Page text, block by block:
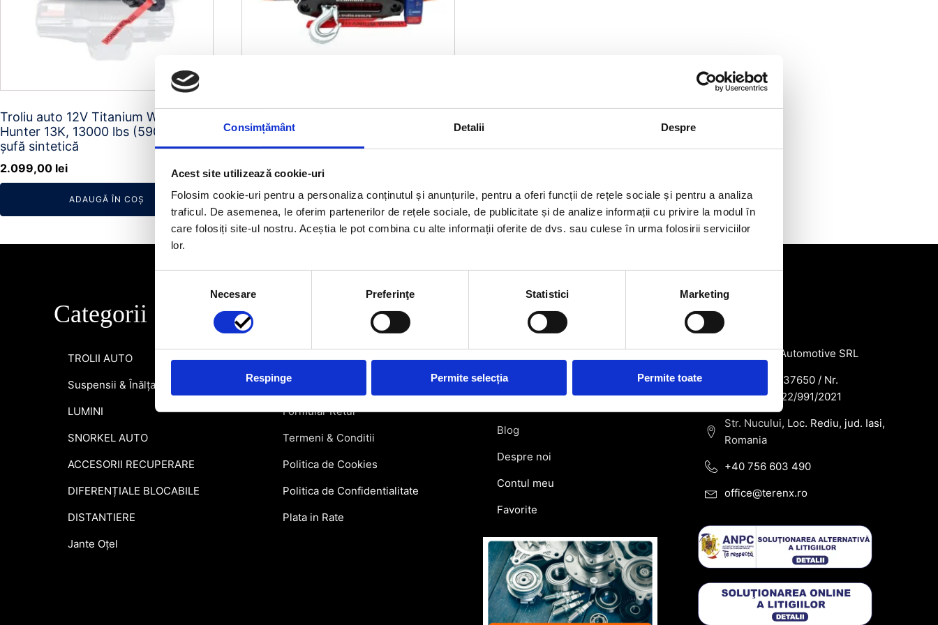
Consimțământ Detalii Despre
Acest site utilizează cookie-uri
Folosim cookie-uri pentru a personaliza conținutul și anunțurile, pentru a oferi funcții de rețele sociale și pentru a analiza
traficul. De asemenea, le oferim partenerilor de rețele sociale, de publicitate și de analize informații cu privire la modul în
care folosiți site-ul nostru. Aceștia le pot combina cu alte informații oferite de dvs. sau culese în urma folosirii serviciilor
lor.
consimțământului
Necesare Preferinţe Statistici Marketing
Respinge Permite selecția Permite toate
Troliu auto 12V Titanium Winch
Hunter 13K, 13000 lbs (5900 kg)
șufă sintetică
2.099,00 lei
ADAUGĂ ÎN COȘ
Arctica 10000 lbs (4535 kg) - șufă
sintetică motor 7CP, 158:1
2.000,00lei
Prețul
a
fost:
2.000,00 lei.
1.700,00
este:
1.700,00 lei.
ADAUGĂ ÎN COȘ
Categorii
TROLII AUTO
Suspensii & Înălțare
LUMINI
SNORKEL AUTO
ACCESORII RECUPERARE
DIFERENȚIALE BLOCABILE
DISTANTIERE
Jante Oțel
Informatii utile
Informatii Livrare
Garantie si Retur
Formular Retur
Termeni & Conditii
Politica de Cookies
Politica de Confidentialitate
Plata in Rate
Link-uri rapide
Retragere din contract
Blog
Despre noi
Contul meu
Favorite
Contact
SC Terenx Automotive SRL
CUI: RO43937650 / Nr.
Reg.Com: J22/991/2021
Str. Nucului, Loc. Rediu, jud. Iasi,
Romania
+40 756 603 490
office@terenx.ro